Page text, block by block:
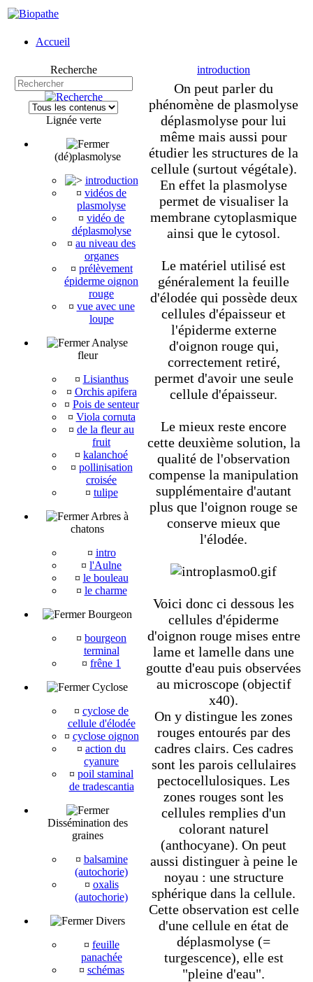
Accueil
Recherche
Lignée verte
(dé)plasmolyse
introduction
¤ vidéos de
plasmolyse
¤ vidéo de
déplasmolyse
¤ au niveau des
organes
¤ prélèvement
épiderme oignon
rouge
¤ vue avec une
loupe
Analyse
fleur
¤ Lisianthus
¤ Orchis apifera
¤ Pois de senteur
¤ Viola cornuta
¤ de la fleur au
fruit
¤ kalanchoé
¤ pollinisation
croisée
¤ tulipe
Arbres à
chatons
¤ intro
¤ l'Aulne
¤ le bouleau
¤ le charme
Bourgeon
¤ bourgeon
terminal
¤ frêne 1
Cyclose
¤ cyclose de
cellule d'élodée
¤ cyclose oignon
¤ action du
cyanure
¤ poil staminal
de tradescantia
Dissémination des
graines
¤ balsamine
(autochorie)
¤ oxalis
(autochorie)
Divers
¤ feuille
panachée
¤ schémas
introduction
On peut parler du
phénomène de plasmolyse
déplasmolyse pour lui
même mais aussi pour
étudier les structures de la
cellule (surtout végétale).
En effet la plasmolyse
permet de visualiser la
membrane cytoplasmique
ainsi que le cytosol.
Le matériel utilisé est
généralement la feuille
d'élodée qui possède deux
cellules d'épaisseur et
l'épiderme externe
d'oignon rouge qui,
correctement retiré,
permet d'avoir une seule
cellule d'épaisseur.
Le mieux reste encore
cette deuxième solution, la
qualité de l'observation
compense la manipulation
supplémentaire d'autant
plus que l'oignon rouge se
conserve mieux que
l'élodée.
Voici donc ci dessous les
cellules d'épiderme
d'oignon rouge mises entre
lame et lamelle dans une
goutte d'eau puis observées
au microscope (objectif
x40).
On y distingue les zones
rouges entourés par des
cadres clairs. Ces cadres
sont les parois cellulaires
pectocellulosiques. Les
zones rouges sont les
cellules remplies d'un
colorant naturel
(anthocyane). On peut
aussi distinguer à peine le
noyau : une structure
sphérique dans la cellule.
Cette observation est celle
d'une cellule en état de
déplasmolyse (=
turgescence), elle est
"pleine d'eau".